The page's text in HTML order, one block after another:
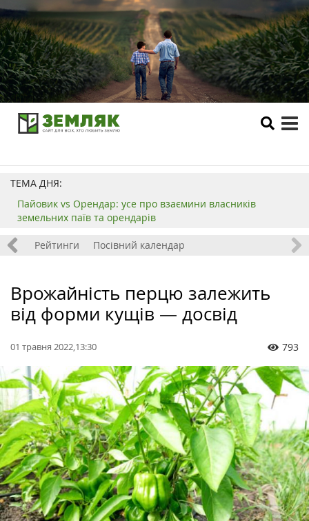
ТЕМА ДНЯ:
Пайовик vs Орендар: усе про взаємини власників
земельних паїв та орендарів
Рейтинги Посівний календар
Врожайність перцю залежить
від форми кущів — досвід
01 травня 2022,13:30 793